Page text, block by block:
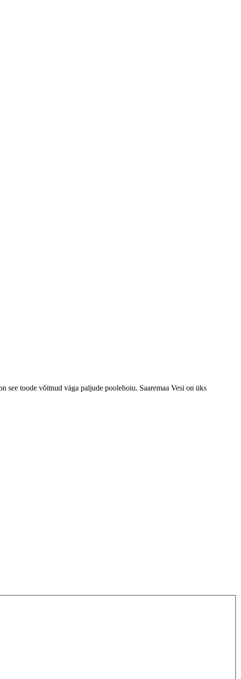
see toode võitnud väga paljude poolehoiu. Saaremaa Vesi on üks